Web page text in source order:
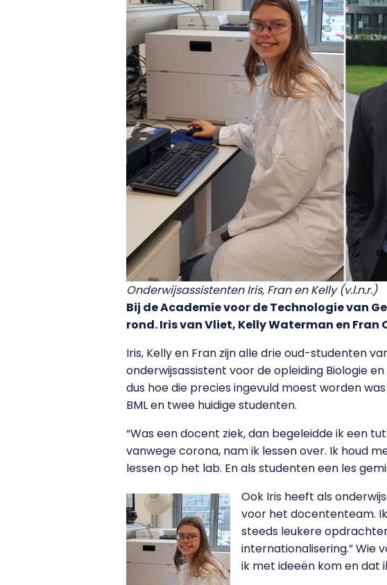
Onderwijsassistenten Iris, Fran en Kelly (v.l.n.r.)
Bij de Academie voor de Technologie van
rond. Iris van Vliet, Kelly Waterman en
Iris, Kelly en Fran zijn alle drie oud-studenten
onderwijsassistent voor de opleiding Biologie
dus hoe die precies ingevuld moest worden
BML en twee huidige studenten.
“Was een docent ziek, dan begeleidde ik een
vanwege corona, nam ik lessen over. Ik houd
lessen op het lab. En als studenten een les
Ook Iris heeft als
voor het docententeam.
steeds leukere
internationalisering.” Wie
ik met ideeën kom en dat